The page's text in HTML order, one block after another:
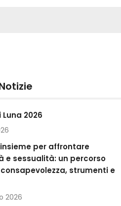
2026
per affrontare
e sessualità: un percorso
strumenti e
2026